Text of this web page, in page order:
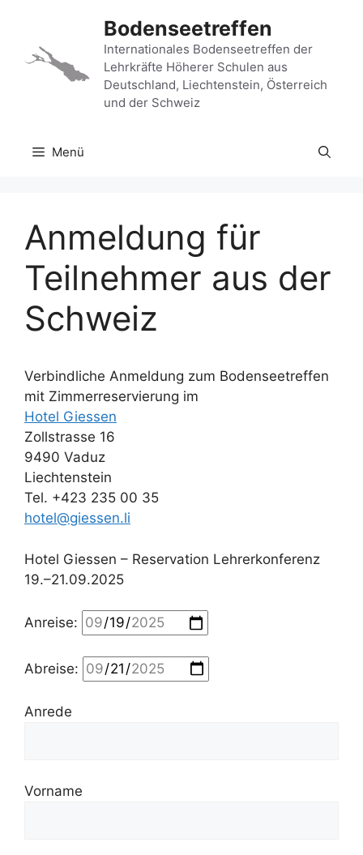
springen
Bodenseetreffen
Internationales Bodenseetreffen der
Lehrkräfte Höherer Schulen aus
Deutschland, Liechtenstein, Österreich
und der Schweiz
Menü
Anmeldung für
Teilnehmer aus der
Schweiz
Verbindliche Anmeldung zum Bodenseetreffen
mit Zimmerreservierung im
Hotel Giessen
Zollstrasse 16
9490 Vaduz
Liechtenstein
Tel. +423 235 00 35
hotel@giessen.li
Hotel Giessen – Reservation Lehrerkonferenz
19.–21.09.2025
Anreise:
Abreise:
Anrede
Vorname